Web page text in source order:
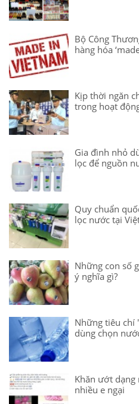
Bộ Công
hàng hóa
Kịp thời ngăn
trong hoạt
Gia đình nhỏ
lọc để nguồn
Quy chuẩn
lọc nước tại
Những con số
ý nghĩa gì?
Những tiêu chí
dùng chọn
Khăn ướt dạng
nhiều e ngại